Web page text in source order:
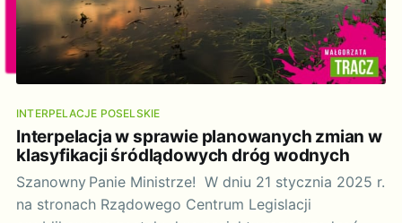
INTERPELACJE POSELSKIE
Interpelacja w sprawie planowanych zmian w
klasyfikacji śródlądowych dróg wodnych
Szanowny Panie Ministrze! W dniu 21 stycznia 2025 r.
na stronach Rządowego Centrum Legislacji